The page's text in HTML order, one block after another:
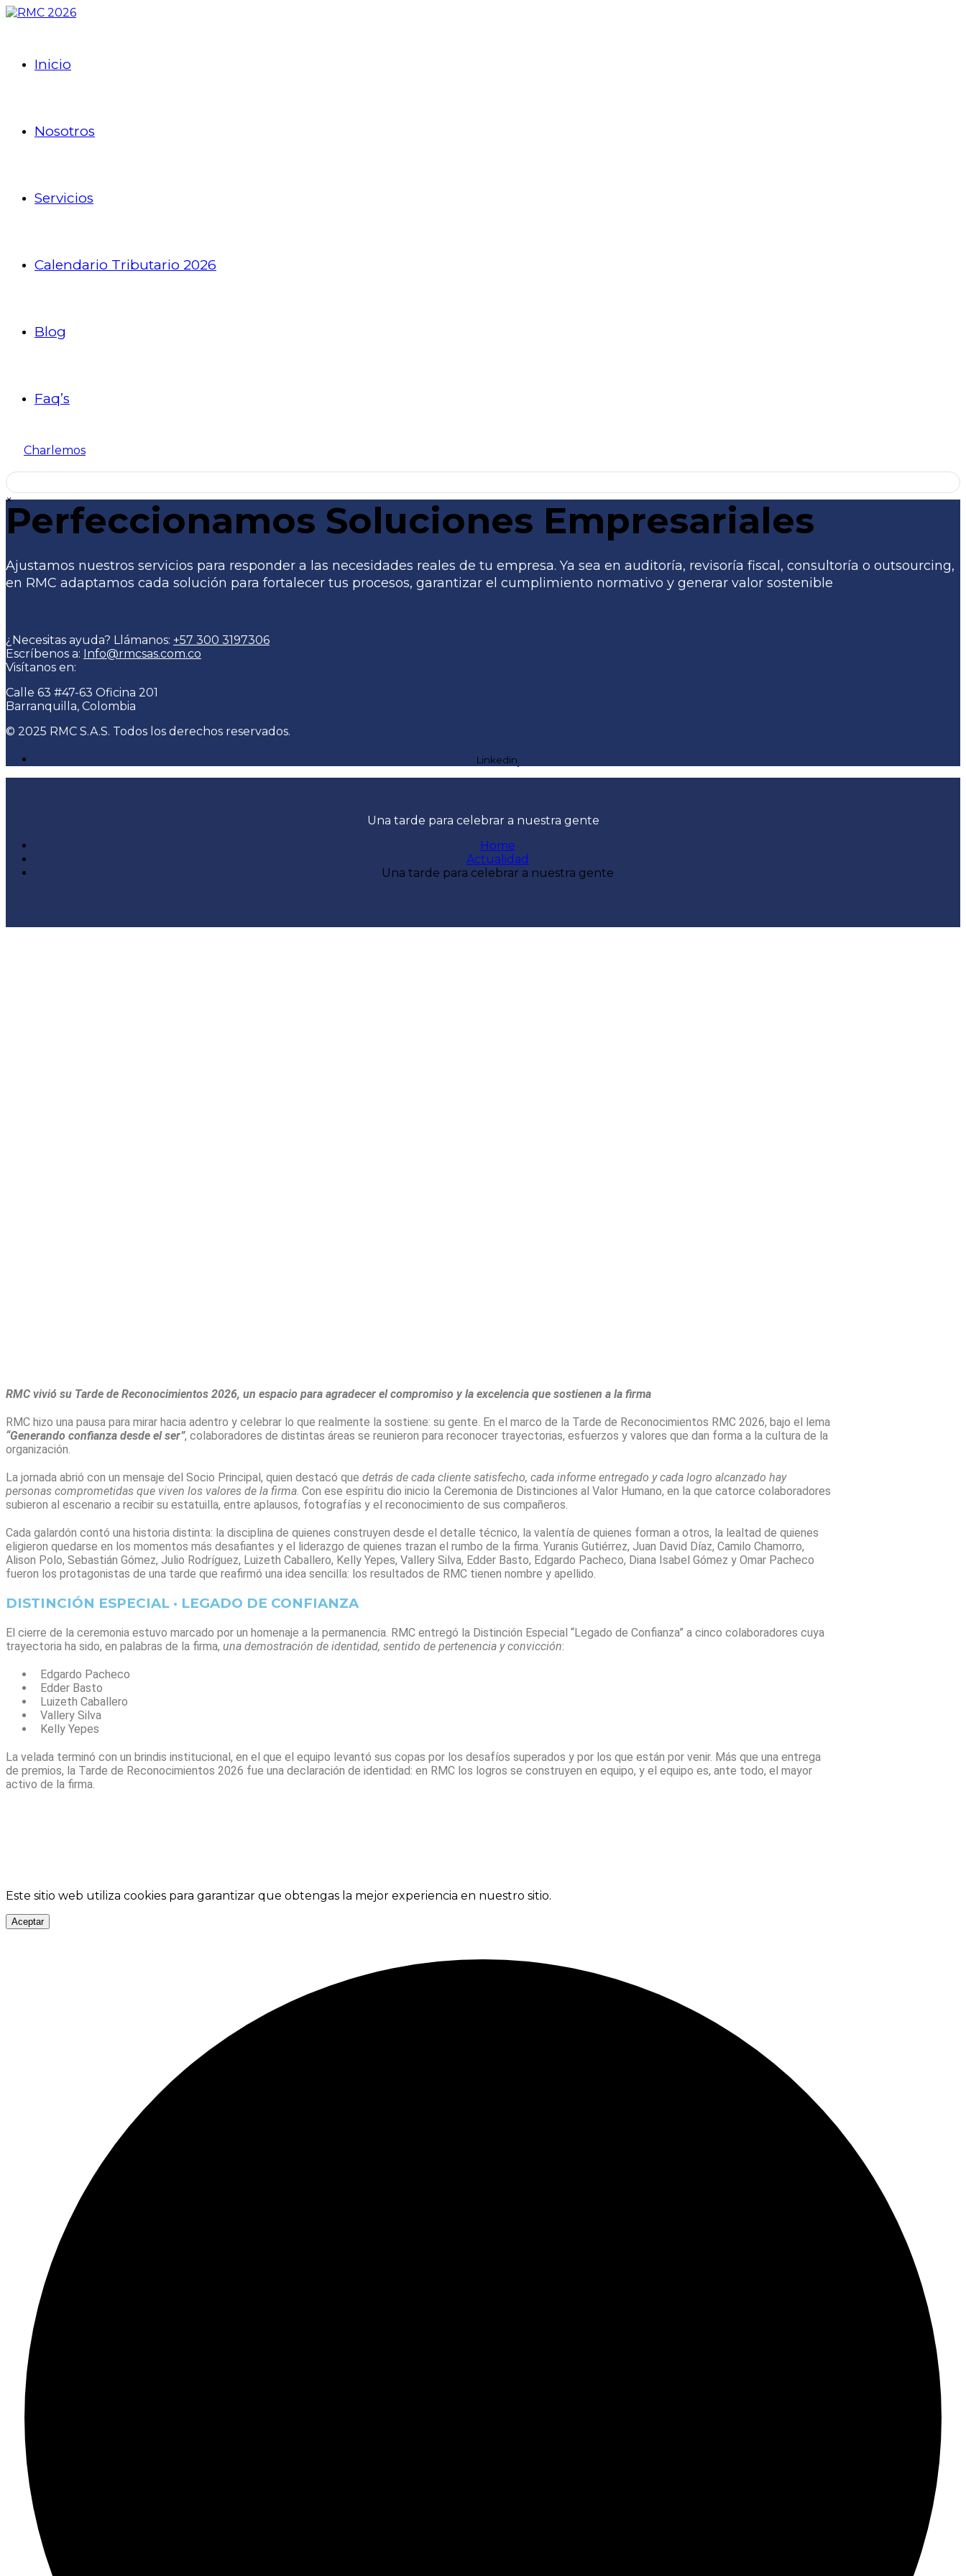
Inicio
Nosotros
Servicios
Calendario Tributario 2026
Blog
Faq’s
Charlemos
×Perfeccionamos Soluciones Empresariales
Ajustamos nuestros servicios para responder a las necesidades reales de tu empresa. Ya sea en auditoría, revisoría fiscal, consultoría o outsourcing,
en RMC adaptamos cada solución para fortalecer tus procesos, garantizar el cumplimiento normativo y generar valor sostenible
¿Necesitas ayuda? Llámanos: +57 300 3197306
Escríbenos a: Info@rmcsas.com.co
Visítanos en:
Calle 63 #47-63 Oficina 201
Barranquilla, Colombia
© 2025 RMC S.A.S. Todos los derechos reservados.
Linkedin
Una tarde para celebrar a nuestra gente
Home
Actualidad
Una tarde para celebrar a nuestra gente
RMC vivió su Tarde de Reconocimientos 2026, un espacio para agradecer el compromiso y la excelencia que sostienen a la firma
RMC hizo una pausa para mirar hacia adentro y celebrar lo que realmente la sostiene: su gente. En el marco de la Tarde de Reconocimientos RMC 2026, bajo el lema
“Generando confianza desde el ser”, colaboradores de distintas áreas se reunieron para reconocer trayectorias, esfuerzos y valores que dan forma a la cultura de la
organización.
La jornada abrió con un mensaje del Socio Principal, quien destacó que detrás de cada cliente satisfecho, cada informe entregado y cada logro alcanzado hay
personas comprometidas que viven los valores de la firma. Con ese espíritu dio inicio la Ceremonia de Distinciones al Valor Humano, en la que catorce colaboradores
subieron al escenario a recibir su estatuilla, entre aplausos, fotografías y el reconocimiento de sus compañeros.
Cada galardón contó una historia distinta: la disciplina de quienes construyen desde el detalle técnico, la valentía de quienes forman a otros, la lealtad de quienes
eligieron quedarse en los momentos más desafiantes y el liderazgo de quienes trazan el rumbo de la firma. Yuranis Gutiérrez, Juan David Díaz, Camilo Chamorro,
Alison Polo, Sebastián Gómez, Julio Rodríguez, Luizeth Caballero, Kelly Yepes, Vallery Silva, Edder Basto, Edgardo Pacheco, Diana Isabel Gómez y Omar Pacheco
fueron los protagonistas de una tarde que reafirmó una idea sencilla: los resultados de RMC tienen nombre y apellido.
DISTINCIÓN ESPECIAL · LEGADO DE CONFIANZA
El cierre de la ceremonia estuvo marcado por un homenaje a la permanencia. RMC entregó la Distinción Especial “Legado de Confianza” a cinco colaboradores cuya
trayectoria ha sido, en palabras de la firma, una demostración de identidad, sentido de pertenencia y convicción:
Edgardo Pacheco
Edder Basto
Luizeth Caballero
Vallery Silva
Kelly Yepes
La velada terminó con un brindis institucional, en el que el equipo levantó sus copas por los desafíos superados y por los que están por venir. Más que una entrega
de premios, la Tarde de Reconocimientos 2026 fue una declaración de identidad: en RMC los logros se construyen en equipo, y el equipo es, ante todo, el mayor
activo de la firma.
Este sitio web utiliza cookies para garantizar que obtengas la mejor experiencia en nuestro sitio.
Aceptar